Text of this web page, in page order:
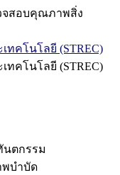
จสอบคุณภาพสิ่ง
ทคโนโลยี (STREC)
ทคโนโลยี (STREC)
นตกรรม
บำบัด